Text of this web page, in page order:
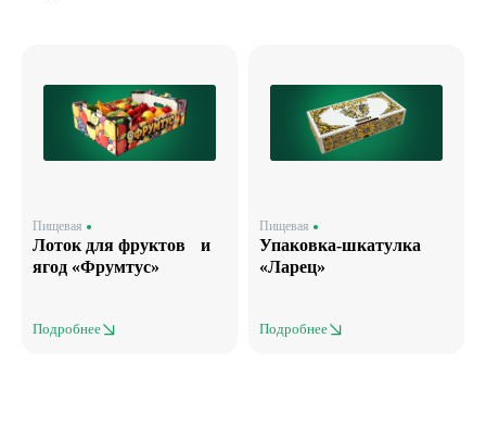
Пищевая
Лоток для фруктов и
ягод «Фрумтус»
Подробнее
Пищевая
Упаковка-шкатулка
«Ларец»
Подробнее